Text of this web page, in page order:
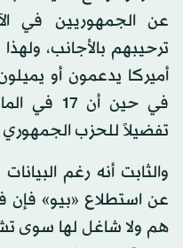
عن الجمهوريين في
أميركا يدعمون أو
في حين
تفضيلاً للحزب
والثابت أنه رغم
عن استطلاع «بيو» فإن
هم ولا شاغل لها سوى